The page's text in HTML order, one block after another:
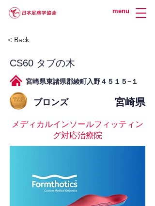
menu
< Back
CS60 タブの木
宮崎県東諸県郡綾町入野４５１５−１
ブロンズ 宮崎県
メディカルインソールフィッティン
グ対応治療院